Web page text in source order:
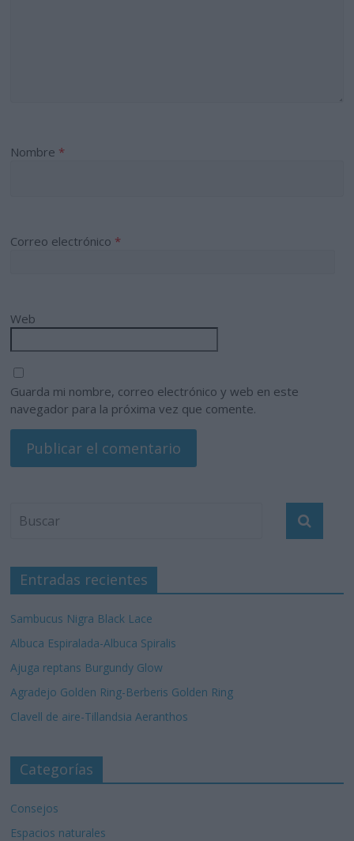
Nombre *
Correo electrónico *
Web
Guarda mi nombre, correo electrónico y web en este
navegador para la próxima vez que comente.
Entradas recientes
Sambucus Nigra Black Lace
Albuca Espiralada-Albuca Spiralis
Ajuga reptans Burgundy Glow
Agradejo Golden Ring-Berberis Golden Ring
Clavell de aire-Tillandsia Aeranthos
Categorías
Consejos
Espacios naturales